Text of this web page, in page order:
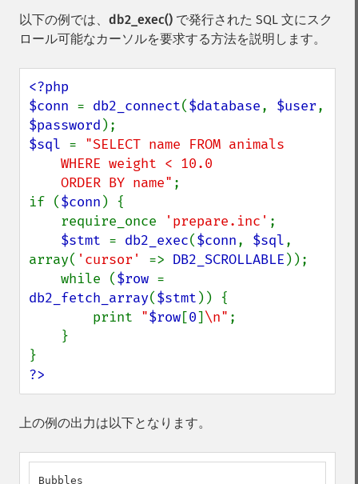
以下の例では、 db2_exec() で発行された SQL 文にスク
ロール可能なカーソルを要求する方法を説明します。
<?php
$conn = db2_connect($database, $user
$password
$sql = "SELECT name FROM animals
    ORDER BY name"
;
if ($conn ) {
    require_once
'prepare.inc' ;
$stmt = db2_exec($conn, $sql,
array( 'cursor' => DB2_SCROLLABLE ));
    while (
$row
db2_fetch_array($stmt )) {
        print
"$row[0] \n" ;
?>
上の例の出力は以下となります。
Bubbles